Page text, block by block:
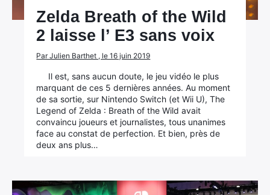
Zelda Breath of the Wild
2 laisse l’ E3 sans voix
Par Julien Barthet , le 16 juin 2019
Il est, sans aucun doute, le jeu vidéo le plus
marquant de ces 5 dernières années. Au moment
de sa sortie, sur Nintendo Switch (et Wii U), The
Legend of Zelda : Breath of the Wild avait
convaincu joueurs et journalistes, tous unanimes
face au constat de perfection. Et bien, près de
deux ans plus…